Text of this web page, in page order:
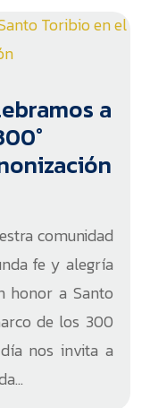
a
comunidad
fe y alegría
honor a Santo
de los 300
nos invita a